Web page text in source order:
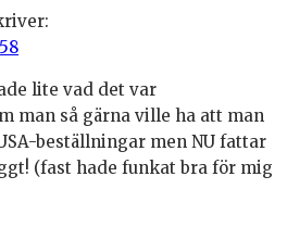
lite vad det var
man så gärna ville ha att man
beställningar men NU fattar
(fast hade funkat bra för mig